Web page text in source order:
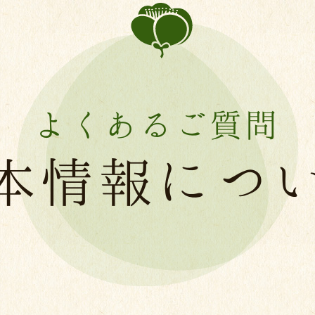
よくあるご質問
情報につ